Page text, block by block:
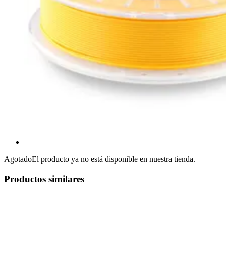
AgotadoEl producto ya no está disponible en nuestra tienda.
Productos similares